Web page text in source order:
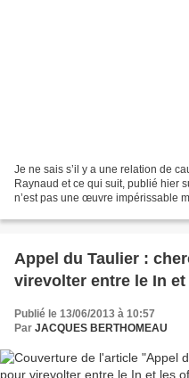
Je ne sais s’il y a une relation de
Raynaud et ce qui suit, publié hier
n’est pas une œuvre impérissable
Appel du Taulier :
virevolter entre le In
Publié le 13/06/2013 à 10:57
Par JACQUES BERTHOMEAU